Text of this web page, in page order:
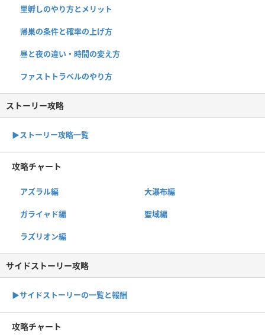
里孵しのやり方とメリット
帰巣の条件と確率の上げ方
昼と夜の違い・時間の変え方
ファストトラベルのやり方
ストーリー攻略
▶︎ストーリー攻略一覧
攻略チャート
アズラル編 大瀑布編
ガライャド編 聖域編
ラズリオン編
サイドストーリー攻略
▶サイドストーリーの一覧と報酬
攻略チャート